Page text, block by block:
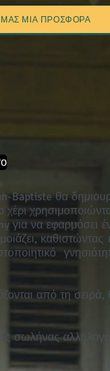
ΜΙΑ ΠΡΟΣΦΟΡΆ
Baptiste θα
για να εφαρμόσει
από τη σειρά,
σωλήνας